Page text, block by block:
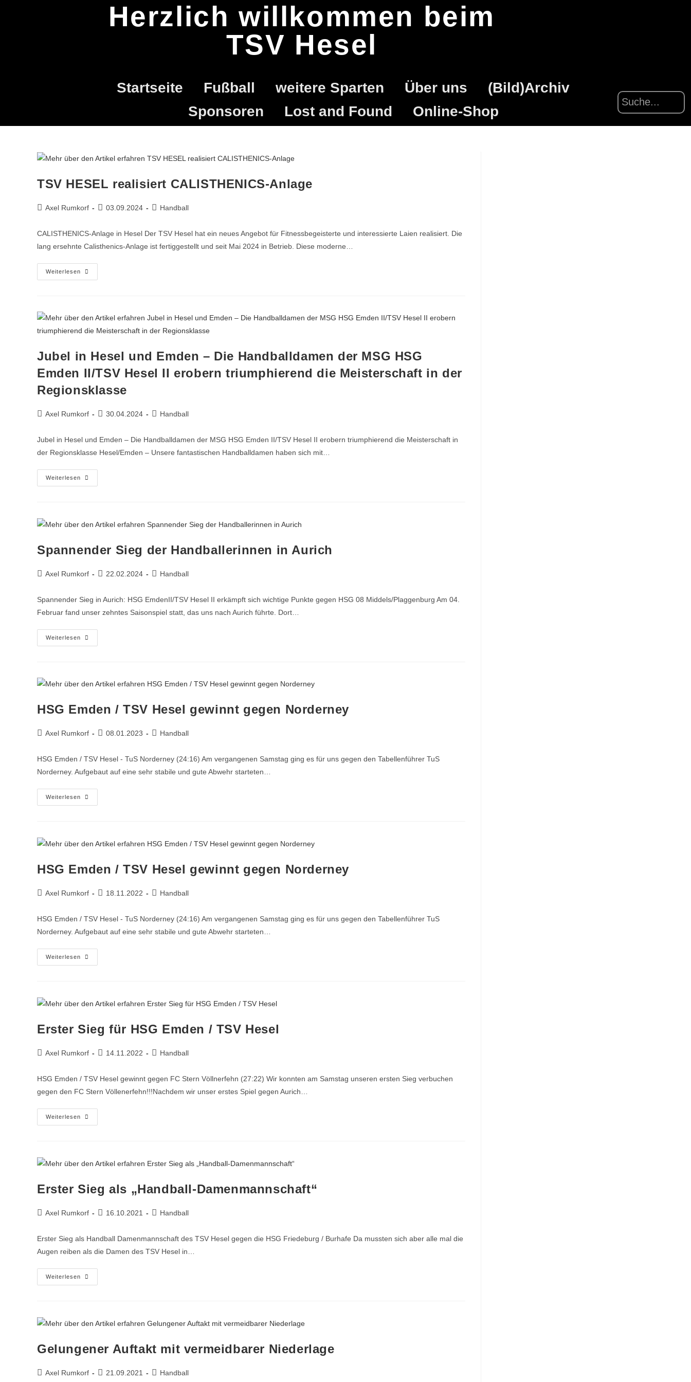
Herzlich willkommen beim
TSV Hesel
Startseite Fußball weitere Sparten Über uns
(Bild)Archiv
Sponsoren
Lost and Found Online-Shop
TSV HESEL realisiert CALISTHENICS-Anlage
Axel Rumkorf 03.09.2024 Handball
CALISTHENICS-Anlage in Hesel Der TSV Hesel hat ein neues Angebot für Fitnessbegeisterte und interessierte Laien realisiert. Die
lang ersehnte Calisthenics-Anlage ist fertiggestellt und seit Mai 2024 in Betrieb. Diese moderne…
Weiterlesen
Jubel in Hesel und Emden – Die Handballdamen der MSG HSG
Emden II/TSV Hesel II erobern triumphierend die Meisterschaft in der
Regionsklasse
Axel Rumkorf 30.04.2024 Handball
Jubel in Hesel und Emden – Die Handballdamen der MSG HSG Emden II/TSV Hesel II erobern triumphierend die Meisterschaft in
der Regionsklasse Hesel/Emden – Unsere fantastischen Handballdamen haben sich mit…
Weiterlesen
Spannender Sieg der Handballerinnen in Aurich
Axel Rumkorf 22.02.2024 Handball
Spannender Sieg in Aurich: HSG EmdenII/TSV Hesel II erkämpft sich wichtige Punkte gegen HSG 08 Middels/Plaggenburg Am 04.
Februar fand unser zehntes Saisonspiel statt, das uns nach Aurich führte. Dort…
Weiterlesen
HSG Emden / TSV Hesel gewinnt gegen Norderney
Axel Rumkorf 08.01.2023 Handball
HSG Emden / TSV Hesel - TuS Norderney (24:16) Am vergangenen Samstag ging es für uns gegen den Tabellenführer TuS
Norderney. Aufgebaut auf eine sehr stabile und gute Abwehr starteten…
Weiterlesen
HSG Emden / TSV Hesel gewinnt gegen Norderney
Axel Rumkorf 18.11.2022 Handball
HSG Emden / TSV Hesel - TuS Norderney (24:16) Am vergangenen Samstag ging es für uns gegen den Tabellenführer TuS
Norderney. Aufgebaut auf eine sehr stabile und gute Abwehr starteten…
Weiterlesen
Erster Sieg für HSG Emden / TSV Hesel
Axel Rumkorf 14.11.2022 Handball
HSG Emden / TSV Hesel gewinnt gegen FC Stern Völlnerfehn (27:22) Wir konnten am Samstag unseren ersten Sieg verbuchen
gegen den FC Stern Völlenerfehn!!!Nachdem wir unser erstes Spiel gegen Aurich…
Weiterlesen
Erster Sieg als „Handball-Damenmannschaft“
Axel Rumkorf 16.10.2021 Handball
Erster Sieg als Handball Damenmannschaft des TSV Hesel gegen die HSG Friedeburg / Burhafe Da mussten sich aber alle mal die
Augen reiben als die Damen des TSV Hesel in…
Weiterlesen
Gelungener Auftakt mit vermeidbarer Niederlage
Axel Rumkorf 21.09.2021 Handball